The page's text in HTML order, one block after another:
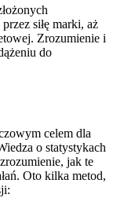
siłę marki, aż
Zrozumienie i
do
celem dla
o statystykach
jak te
Oto kilka metod,